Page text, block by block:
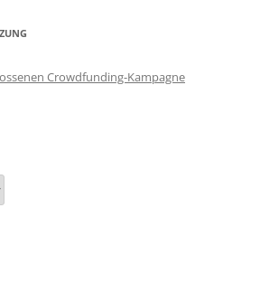
Crowdfunding-Kampagne